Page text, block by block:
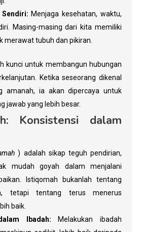
Menjaga kesehatan, waktu,
Masing-masing dari kita memiliki
merawat tubuh dan pikiran.
kunci untuk membangun hubungan
Ketika seseorang dikenal
amanah, ia akan dipercaya untuk
jawab yang lebih besar.
Konsistensi dalam
) adalah sikap teguh pendirian,
mudah goyah dalam menjalani
Istiqomah bukanlah tentang
tetapi tentang terus menerus
baik.
Ibadah: Melakukan ibadah